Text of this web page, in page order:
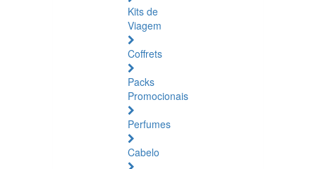
Kits de
Viagem
Coffrets
Packs
Promocionais
Perfumes
Cabelo